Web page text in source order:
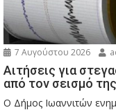
7 Αυγούστου 2026
Αιτήσεις για
από τον σεισμό
Ο Δήμος Ιωαννιτών